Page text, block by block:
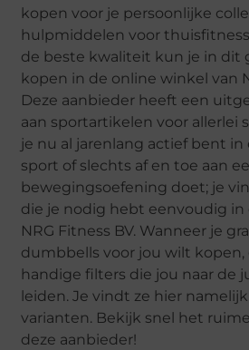
kopen voor je persoonlijke
hulpmiddelen voor
de beste kwaliteit kun je in dit
kopen in de online winkel van
Deze aanbieder heeft een
aan sportartikelen voor allerlei
je nu al jarenlang actief bent in
sport of slechts af en toe aan
bewegingsoefening doet; je
die je nodig hebt eenvoudig in
NRG Fitness BV. Wanneer je
dumbbells voor jou wilt kopen,
handige filters die jou naar de
leiden. Je vindt ze hier
varianten. Bekijk snel het
deze aanbieder!